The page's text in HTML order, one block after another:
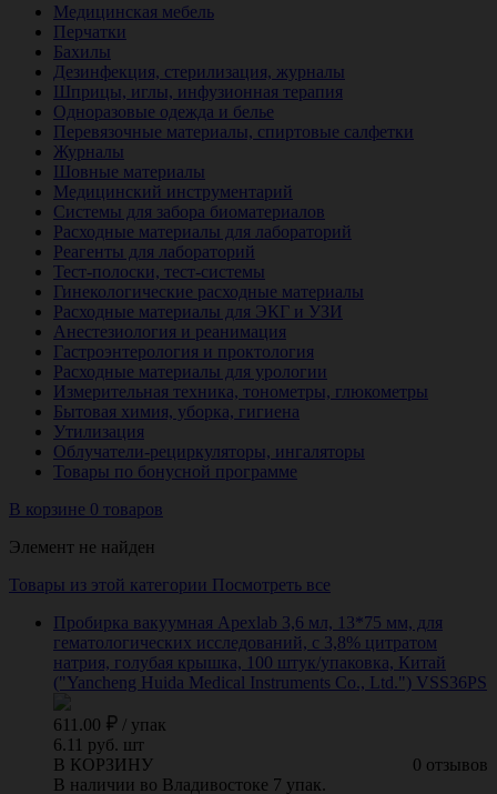
Медицинская мебель
Перчатки
Бахилы
Дезинфекция, стерилизация, журналы
Шприцы, иглы, инфузионная терапия
Одноразовые одежда и белье
Перевязочные материалы, спиртовые салфетки
Журналы
Шовные материалы
Медицинский инструментарий
Системы для забора биоматериалов
Расходные материалы для лабораторий
Реагенты для лабораторий
Тест-полоски, тест-системы
Гинекологические расходные материалы
Расходные материалы для ЭКГ и УЗИ
Анестезиология и реанимация
Гастроэнтерология и проктология
Расходные материалы для урологии
Измерительная техника, тонометры, глюкометры
Бытовая химия, уборка, гигиена
Утилизация
Облучатели-рециркуляторы, ингаляторы
Товары по бонусной программе
В корзине 0 товаров
Элемент не найден
Товары из этой категории Посмотреть все
Пробирка вакуумная Apexlab 3,6 мл, 13*75 мм, для
гематологических исследований, с 3,8% цитратом
натрия, голубая крышка, 100 штук/упаковка, Китай
("Yancheng Huida Medical Instruments Co., Ltd.") VSS36PS
611.00 / упак
6.11 руб. шт
0 отзывов
В КОРЗИНУ
В наличии во Владивостоке 7 упак.